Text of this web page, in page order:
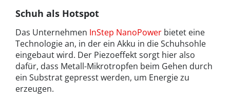
Schuh als Hotspot
Das Unternehmen InStep NanoPower bietet eine
Technologie an, in der ein Akku in die Schuhsohle
eingebaut wird. Der Piezoeffekt sorgt hier also
dafür, dass Metall-Mikrotropfen beim Gehen durch
ein Substrat gepresst werden, um Energie zu
erzeugen.